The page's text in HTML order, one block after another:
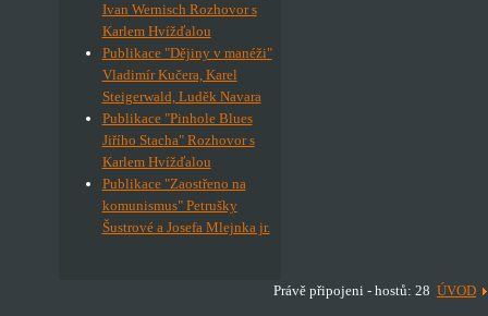
Ivan Wernisch Rozhovor s
Karlem Hvížďalou
Publikace "Dějiny v manéži"
Vladimír Kučera, Karel
Steigerwald, Luděk Navara
Publikace "Pinhole Blues
Jiřího Stacha" Rozhovor s
Karlem Hvížďalou
Publikace "Zaostřeno na
komunismus" Petrušky
Šustrové a Josefa Mlejnka jr.
Právě připojeni - hostů: 28 ÚVOD